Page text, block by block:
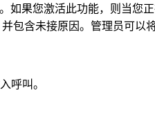
如果您激活此功能，则当您
包含未接原因。管理员可以
呼叫。